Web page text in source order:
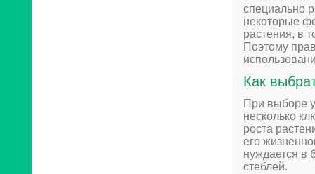
специально
некоторые
растения, в
Поэтому
Как
При выборе
несколько
роста
его
нуждается в
стеблей.